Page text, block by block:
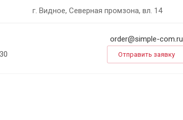
г. Видное, Северная промзона, вл. 14
order@simple-com.ru
Отправить заявку